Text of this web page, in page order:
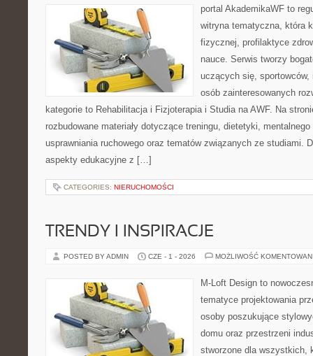
portal AkademikaWF to
witryna tematyczna, która
fizycznej, profilaktyce
nauce. Serwis tworzy
uczących się,
osób zainteresowanych
kategorie to Rehabilitacja i Fizjoterapia i Studia na AWF. Na
rozbudowane materiały dotyczące treningu, dietetyki,
usprawniania ruchowego oraz tematów związanych ze studiami.
aspekty edukacyjne z […]
CATEGORIES: NIERUCHOMOŚCI
TRENDY I INSPIRACJE
POSTED BY ADMIN CZE - 1 - 2026 MOŻLIWOŚĆ
M-Loft Design to
tematyce projektowania
osoby poszukujące
domu oraz przestrzeni
stworzone dla wszystkich,